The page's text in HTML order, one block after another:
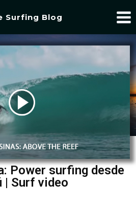
Surfing Blog
Power surfing desde
| Surf video